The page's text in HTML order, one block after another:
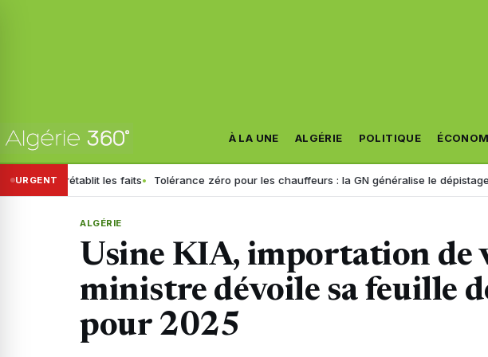
À LA UNE ALGÉRIE POLITIQUE
URGENTles faits Tolérance zéro pour les chauffeurs : la GN généralise le dépistage de drogues
ALGÉRIE
Usine KIA, importation de
ministre dévoile sa feuille
pour 2025